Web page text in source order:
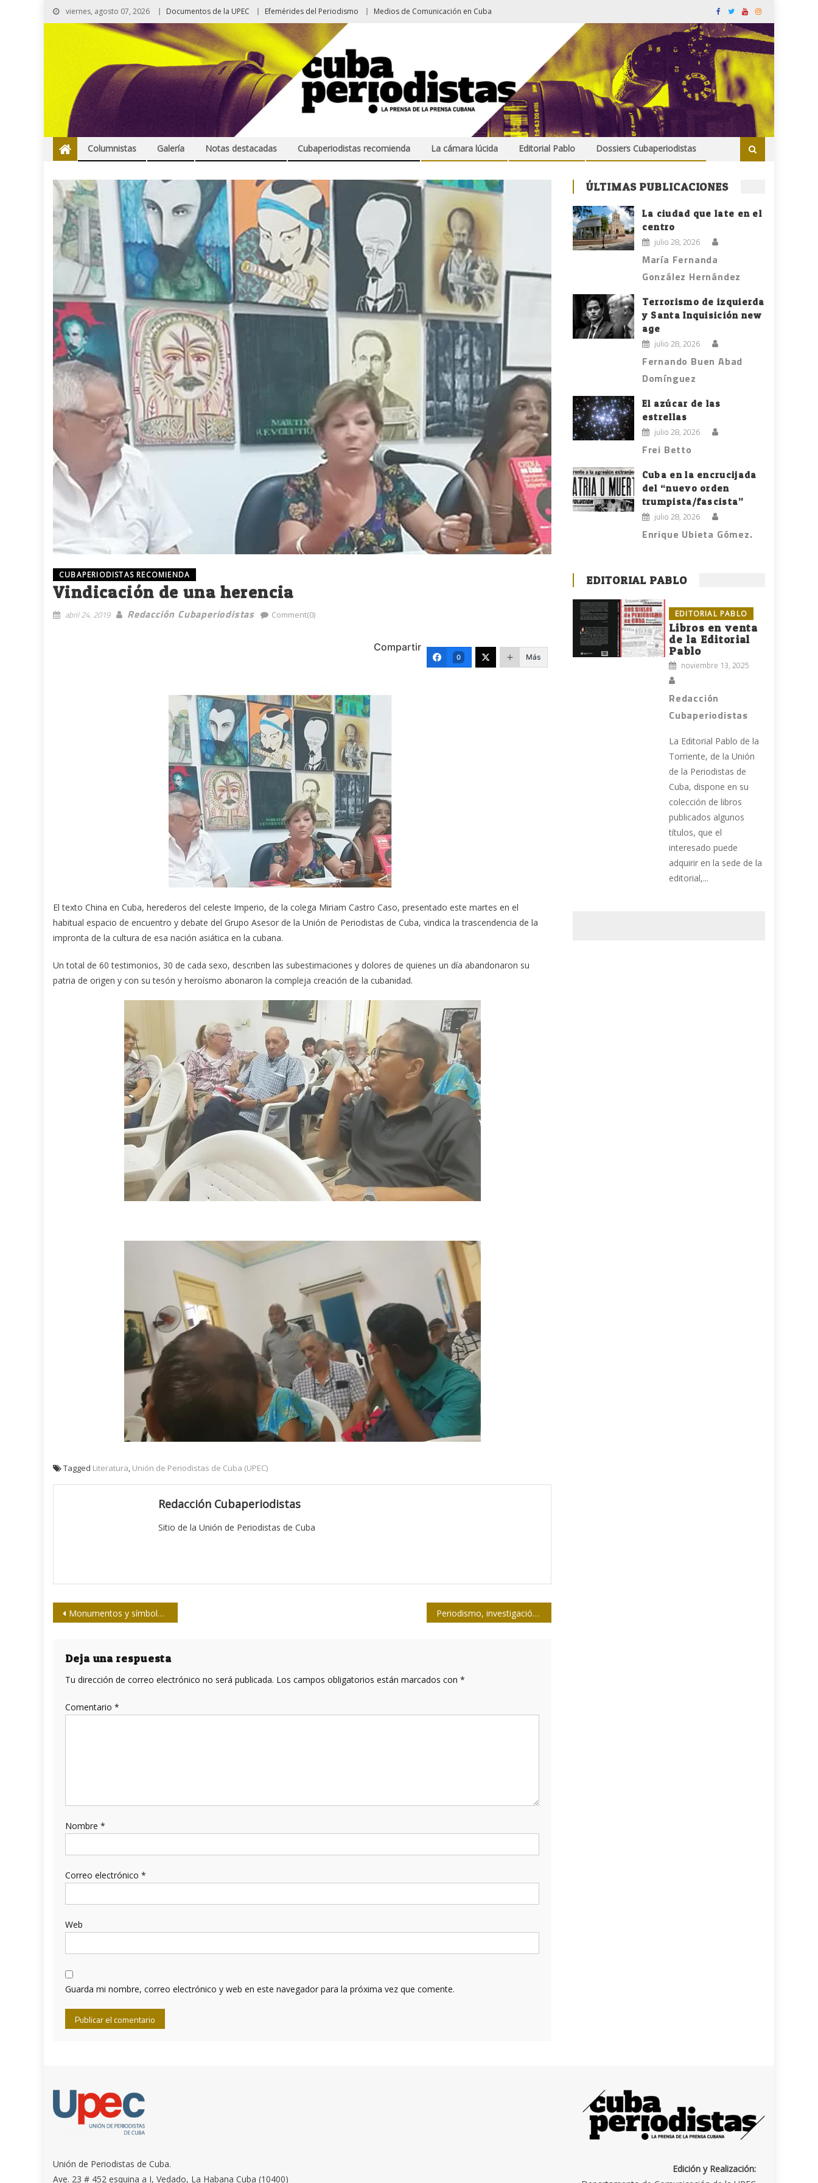
viernes, agosto 07, 2026 Documentos de la UPEC Efemérides del Periodismo Medios de Comunicación en Cuba
Columnistas Galería Notas destacadas Cubaperiodistas recomienda La cámara lúcida Editorial Pablo Dossiers Cubaperiodistas
CUBAPERIODISTAS RECOMIENDA
Vindicación de una herencia
abril 24, 2019 Redacción Cubaperiodistas Comment(0)
Compartir
0 Más
El texto China en Cuba, herederos del celeste Imperio, de la colega Miriam Castro Caso, presentado este martes en el
habitual espacio de encuentro y debate del Grupo Asesor de la Unión de Periodistas de Cuba, vindica la trascendencia de la
impronta de la cultura de esa nación asiática en la cubana.
Un total de 60 testimonios, 30 de cada sexo, describen las subestimaciones y dolores de quienes un día abandonaron su
patria de origen y con su tesón y heroísmo abonaron la compleja creación de la cubanidad.
Tagged Literatura, Unión de Periodistas de Cuba (UPEC)
Redacción Cubaperiodistas
Sitio de la Unión de Periodistas de Cuba
Navegación
entradas
Monumentos y símbolos emblemáticos de La Habana Periodismo, investigación y… amor a una comunidad
Deja una respuesta
Tu dirección de correo electrónico no será publicada. Los campos obligatorios están marcados con *
Comentario *
Nombre *
Correo electrónico *
Web
Guarda mi nombre, correo electrónico y web en este navegador para la próxima vez que comente.
ÚLTIMAS PUBLICACIONES
La ciudad que late en el
centro
julio 28, 2026
María Fernanda
González Hernández
Terrorismo de izquierda
y Santa Inquisición new
age
julio 28, 2026
Fernando Buen Abad
Domínguez
El azúcar de las
estrellas
julio 28, 2026
Frei Betto
Cuba en la encrucijada
del “nuevo orden
trumpista/fascista”
julio 28, 2026
Enrique Ubieta Gómez.
EDITORIAL PABLO
EDITORIAL PABLO
Libros en venta
de la Editorial
Pablo
noviembre 13, 2025
Redacción
Cubaperiodistas
La Editorial Pablo de la
Torriente, de la Unión
de la Periodistas de
Cuba, dispone en su
colección de libros
publicados algunos
títulos, que el
interesado puede
adquirir en la sede de la
editorial,...
Unión de Periodistas de Cuba.
Ave. 23 # 452 esquina a I, Vedado, La Habana Cuba (10400)
Edición y Realización: